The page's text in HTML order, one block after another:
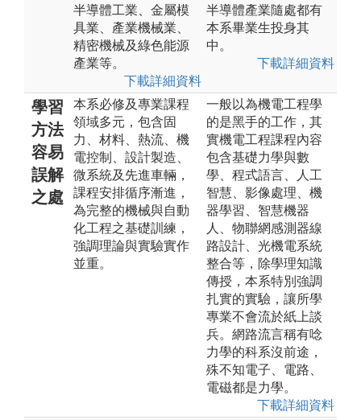
半導體工業、金屬模
具業、產業機械業、
精密機械及綠色能源
產業等。
下載詳細資料
半導體產業隨處都有
本系畢業生投身其
中。
下載詳細資料
學習
方法
容易
誤解
之處
本系必修及專業課程
領域多元，包含固
力、材料、熱流、機
電控制、設計製造、
微系統及先進車輛，
課程安排循序漸進，
為完整的機械與自動
化工程之基礎訓練，
強調理論與實驗實作
並重。
一般以為機電工程學
的是黑手的工作，其
實機電工程課程內容
包含基礎力學與數
學、程式語言、人工
智慧、影像處理、機
器學習、智慧機器
人、物聯網感測器線
路設計、光機電系統
整合等，除學理知識
傳授，本系特別強調
扎實的實驗，讓所學
專業不會流於紙上談
兵。網路流言稱有唸
力學的科系沒前途，
殊不知電子、電路、
電磁都是力學。
下載詳細資料